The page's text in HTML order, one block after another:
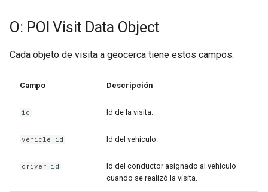
O: POI Visit Data Object
Cada objeto de visita a geocerca tiene estos campos:
Campo Descripción
id Id de la visita.
vehicle_id Id del vehículo.
driver_id
Id del conductor asignado al vehículo
cuando se realizó la visita.